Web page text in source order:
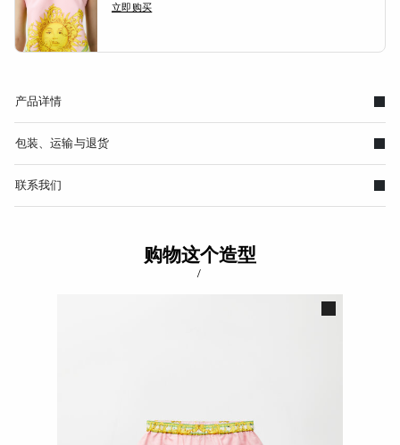
立即购买
产品详情
包装、运输与退货
联系我们
购物这个造型
/